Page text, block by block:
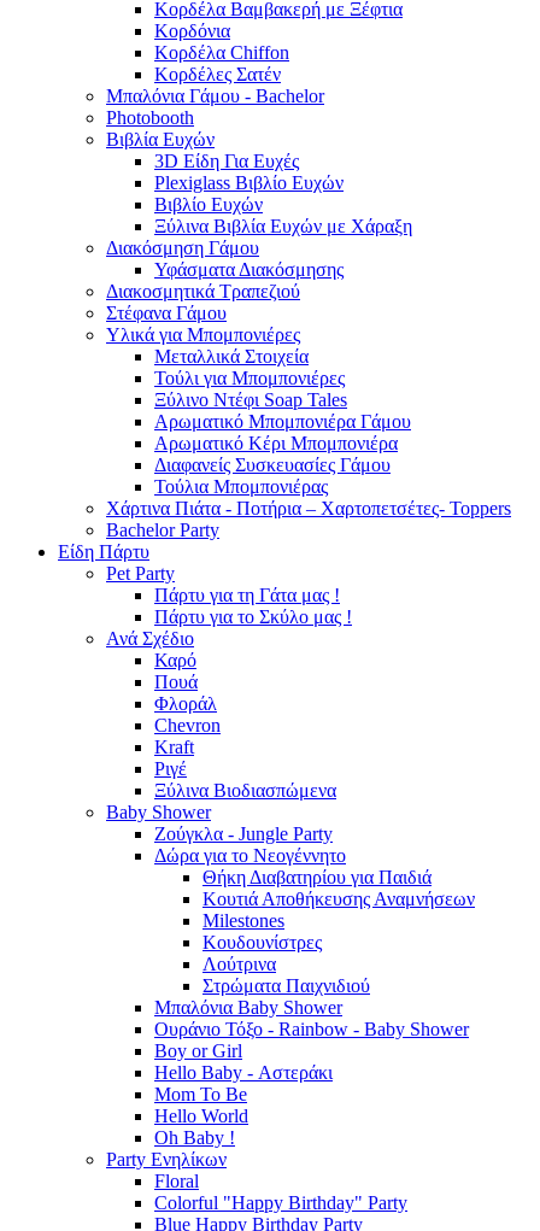
Κορδέλα Βαμβακερή με Ξέφτια
Κορδόνια
Κορδέλα Chiffon
Κορδέλες Σατέν
Μπαλόνια Γάμου - Bachelor
Photobooth
Βιβλία Ευχών
3D Είδη Για Ευχές
Plexiglass Βιβλίο Ευχών
Βιβλίο Ευχών
Ξύλινα Βιβλία Ευχών με Χάραξη
Διακόσμηση Γάμου
Υφάσματα Διακόσμησης
Διακοσμητικά Τραπεζιού
Στέφανα Γάμου
Υλικά για Μπομπονιέρες
Μεταλλικά Στοιχεία
Τούλι για Μπομπονιέρες
Ξύλινο Ντέφι Soap Tales
Αρωματικό Μπομπονιέρα Γάμου
Αρωματικό Κέρι Μπομπονιέρα
Διαφανείς Συσκευασίες Γάμου
Τούλια Μπομπονιέρας
Χάρτινα Πιάτα - Ποτήρια – Χαρτοπετσέτες- Toppers
Bachelor Party
Είδη Πάρτυ
Pet Party
Πάρτυ για τη Γάτα μας !
Πάρτυ για το Σκύλο μας !
Ανά Σχέδιο
Καρό
Πουά
Φλοράλ
Chevron
Kraft
Ριγέ
Ξύλινα Βιοδιασπώμενα
Baby Shower
Ζούγκλα - Jungle Party
Δώρα για το Νεογέννητο
Θήκη Διαβατηρίου για Παιδιά
Κουτιά Αποθήκευσης Αναμνήσεων
Milestones
Κουδουνίστρες
Λούτρινα
Στρώματα Παιχνιδιού
Μπαλόνια Baby Shower
Ουράνιο Τόξο - Rainbow - Baby Shower
Boy or Girl
Hello Baby - Αστεράκι
Mom To Be
Hello World
Oh Baby !
Party Ενηλίκων
Floral
Colorful "Happy Birthday" Party
Blue Happy Birthday Party